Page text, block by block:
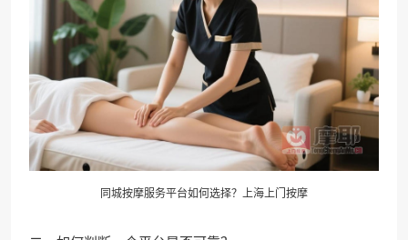
同城按摩服务平台如何选择？ 上海上门按摩